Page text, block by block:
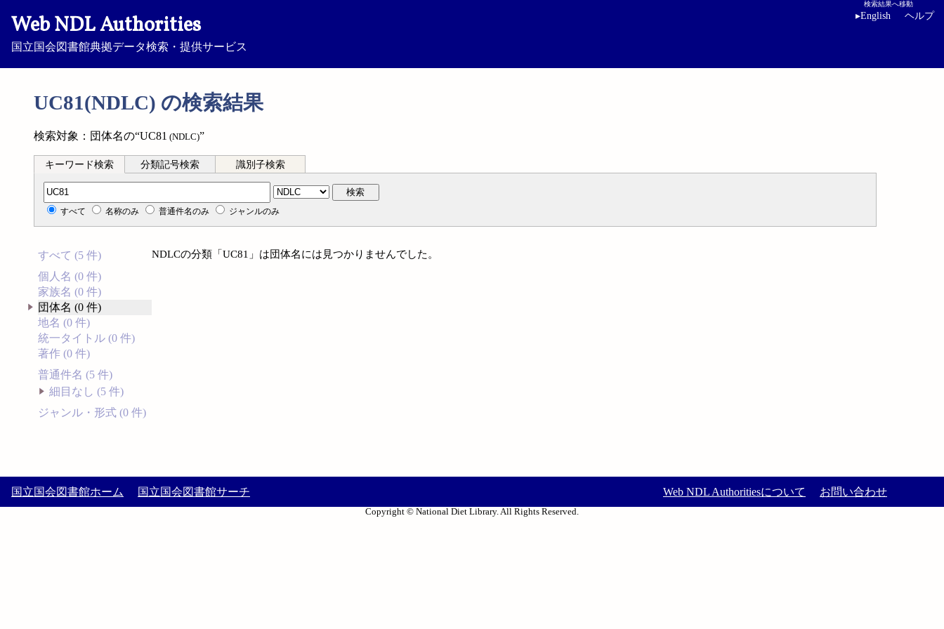
Web NDL Authorities
国立国会図書館典拠データ検索・提供サービス
検索結果へ移動
▸English ヘルプ
UC81(NDLC) の検索結果
検索対象：団体名の“UC81 (NDLC)”
キーワード検索 分類記号検索 識別子検索
分類記号検索 検索
すべて 名称のみ 普通件名のみ ジャンルのみ
すべて (5 件)
個人名 (0 件)
家族名 (0 件)
団体名 (0 件)
地名 (0 件)
統一タイトル (0 件)
著作 (0 件)
普通件名 (5 件)
細目なし (5 件)
ジャンル・形式 (0 件)
NDLCの分類「UC81」は団体名には見つかりませんでした。
国立国会図書館ホーム 国立国会図書館サーチ Web NDL Authoritiesについて お問い合わせ
Copyright © National Diet Library. All Rights Reserved.